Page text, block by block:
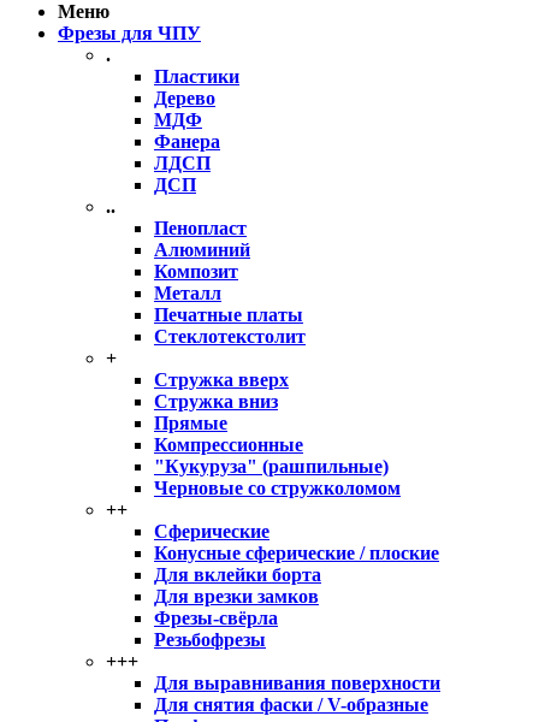
Меню
Фрезы для ЧПУ
.
Пластики
Дерево
МДФ
Фанера
ЛДСП
ДСП
..
Пенопласт
Алюминий
Композит
Металл
Печатные платы
Стеклотекстолит
+
Стружка вверх
Стружка вниз
Прямые
Компрессионные
"Кукуруза" (рашпильные)
Черновые со стружколомом
++
Сферические
Конусные сферические / плоские
Для вклейки борта
Для врезки замков
Фрезы-свёрла
Резьбофрезы
+++
Для выравнивания поверхности
Для снятия фаски / V-образные